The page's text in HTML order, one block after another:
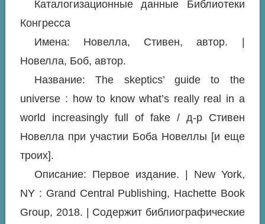
Каталогизационные данные Библиотеки
Конгресса
Имена: Новелла, Стивен, автор. |
Новелла, Боб, автор.
Название: The skeptics’ guide to the
universe : how to know what’s really real in a
world increasingly full of fake / д-р Стивен
Новелла при участии Боба Новеллы [и еще
троих].
Описание: Первое издание. | New York,
NY : Grand Central Publishing, Hachette Book
Group, 2018. | Содержит библиографические